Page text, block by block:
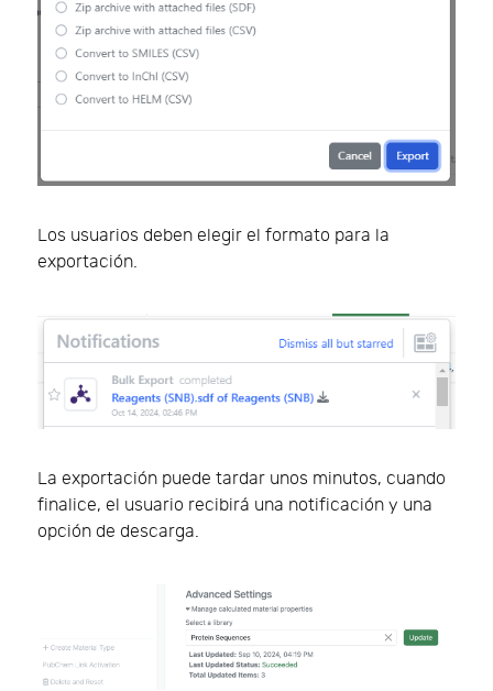
Los usuarios deben elegir el formato para la
exportación.
La exportación puede tardar unos minutos, cuando
finalice, el usuario recibirá una notificación y una
opción de descarga.